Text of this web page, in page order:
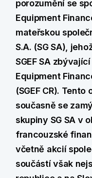
porozumění se
Equipment
mateřskou
S.A. (SG SA),
SGEF SA
Equipment
(SGEF CR).
současně se
skupiny SG SA v
francouzské
včetně akcií
součástí však